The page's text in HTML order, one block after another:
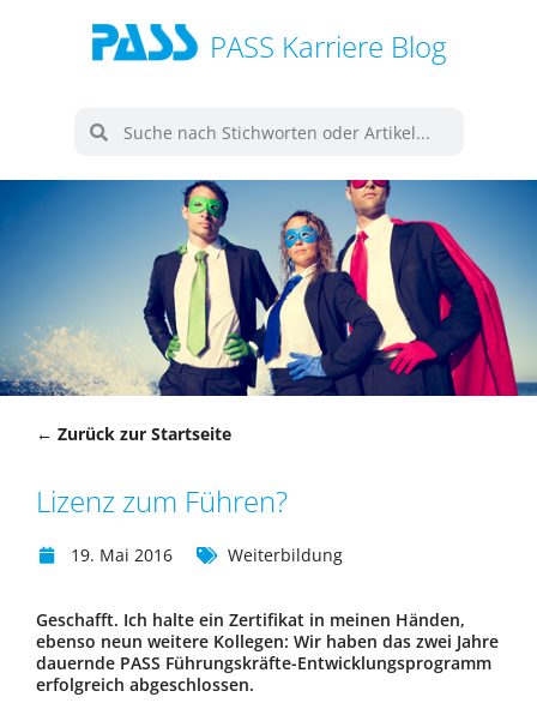
PASS Karriere Blog
← Zurück zur Startseite
Lizenz zum Führen?
19. Mai 2016 Weiterbildung
Geschafft. Ich halte ein Zertifikat in meinen Händen,
ebenso neun weitere Kollegen: Wir haben das zwei Jahre
dauernde PASS Führungskräfte-Entwicklungsprogramm
erfolgreich abgeschlossen.